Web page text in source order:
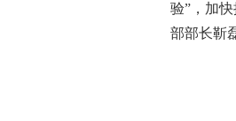
验”，加
部部长靳